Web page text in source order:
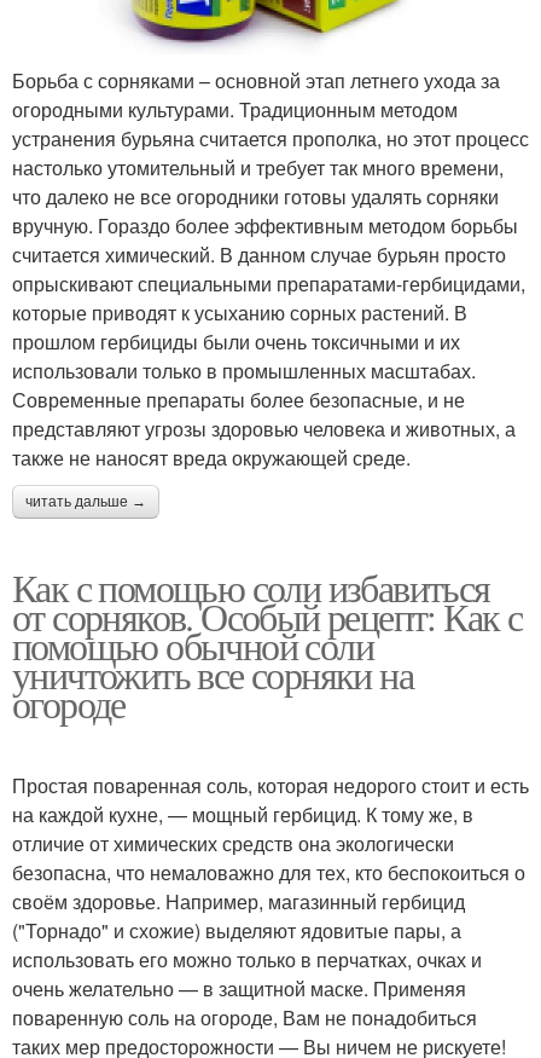
Борьба с сорняками – основной этап летнего ухода за
огородными культурами. Традиционным методом
устранения бурьяна считается прополка, но этот процесс
настолько утомительный и требует так много времени,
что далеко не все огородники готовы удалять сорняки
вручную. Гораздо более эффективным методом борьбы
считается химический. В данном случае бурьян просто
опрыскивают специальными препаратами-гербицидами,
которые приводят к усыханию сорных растений. В
прошлом гербициды были очень токсичными и их
использовали только в промышленных масштабах.
Современные препараты более безопасные, и не
представляют угрозы здоровью человека и животных, а
также не наносят вреда окружающей среде.
читать дальше →
Как с помощью соли избавиться
от сорняков. Особый рецепт: Как с
помощью обычной соли
уничтожить все сорняки на
огороде
Простая поваренная соль, которая недорого стоит и есть
на каждой кухне, — мощный гербицид. К тому же, в
отличие от химических средств она экологически
безопасна, что немаловажно для тех, кто беспокоиться о
своём здоровье. Например, магазинный гербицид
("Торнадо" и схожие) выделяют ядовитые пары, а
использовать его можно только в перчатках, очках и
очень желательно — в защитной маске. Применяя
поваренную соль на огороде, Вам не понадобиться
таких мер предосторожности — Вы ничем не рискуете!